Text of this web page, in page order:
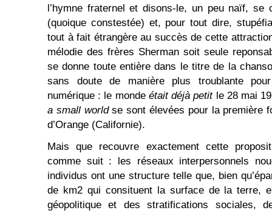
l’hymne fraternel et disons-le, un peu naïf, se
(quoique constestée) et, pour tout dire,
tout à fait étrangère au succès de cette
mélodie des frères Sherman soit seule
se donne toute entière dans le titre de la
sans doute de manière plus troublante
numérique : le monde était déjà petitle 28 mai
a small worldse sont élevées pour la première
d’Orange (Californie).
Mais que recouvre exactement cette
comme suit : les réseaux interpersonnels
individus ont une structure telle que, bien
de km2 qui consituent la surface de la terre,
géopolitique et des stratifications sociales,